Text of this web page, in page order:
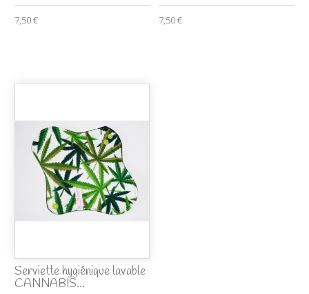
7,50 € 7,50 €
Serviette hygiénique lavable
CANNABIS...